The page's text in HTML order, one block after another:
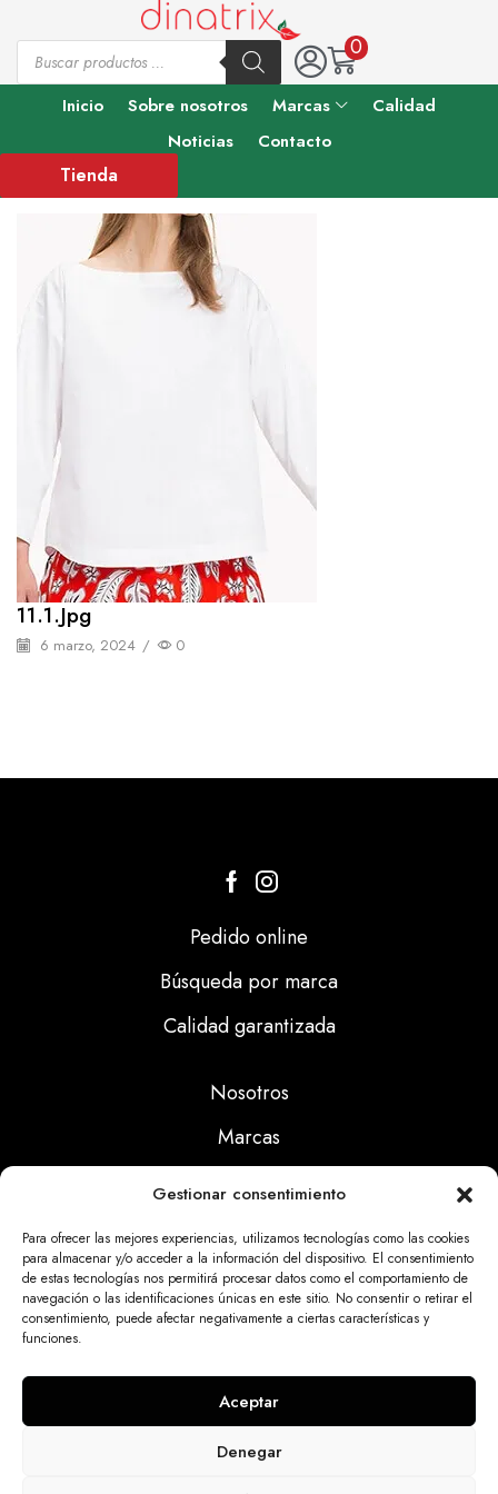
Gestionar consentimiento
Para ofrecer las mejores experiencias, utilizamos tecnologías como las cookies
para almacenar y/o acceder a la información del dispositivo. El consentimiento
de estas tecnologías nos permitirá procesar datos como el comportamiento de
navegación o las identificaciones únicas en este sitio. No consentir o retirar el
consentimiento, puede afectar negativamente a ciertas características y
funciones.
Aceptar
Denegar
0
Inicio Sobre nosotros Marcas
Calidad
Noticias
Contacto
Tienda
11.1.jpg
6 marzo, 2024 / 0
Pedido online
Búsqueda por marca
Calidad garantizada
Nosotros
Marcas
Noticias
Aviso Legal
Politicas Cookies